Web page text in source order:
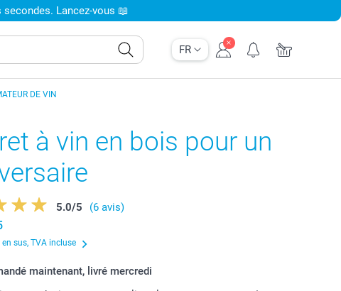
FR
Lancez-vous 📖
DE VIN
à vin en bois pour un
5.0/5
(6 avis)
sus, TVA incluse
maintenant, livré mercredi